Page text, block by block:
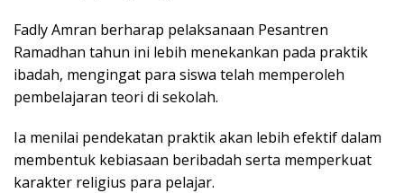
Fadly Amran berharap pelaksanaan Pesantren
Ramadhan tahun ini lebih menekankan pada praktik
ibadah, mengingat para siswa telah memperoleh
pembelajaran teori di sekolah.
Ia menilai pendekatan praktik akan lebih efektif dalam
membentuk kebiasaan beribadah serta memperkuat
karakter religius para pelajar.